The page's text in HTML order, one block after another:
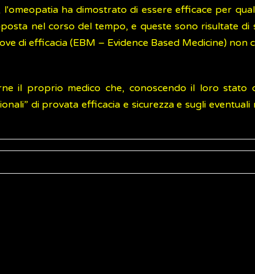
ha dimostrato di essere efficace per
nel corso del tempo, e queste sono risultate di
di efficacia (EBM – Evidence Based Medicine) non
il proprio medico che, conoscendo il loro stato
di provata efficacia e sicurezza e sugli eventuali